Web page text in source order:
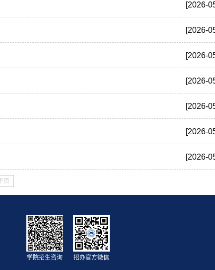
[2026-
[2026-
[2026-
[2026-
[2026-
[2026-
[2026-
下页
学院招生咨询 招办官方微信